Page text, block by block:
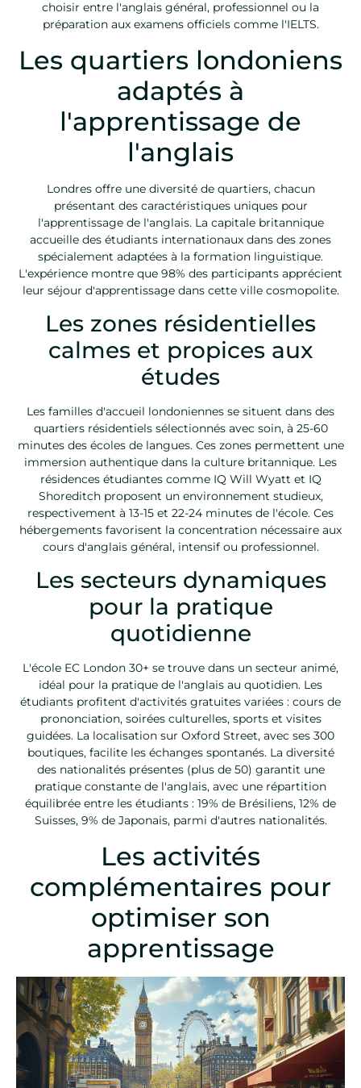
choisir entre l'anglais général, professionnel ou la
préparation aux examens officiels comme l'IELTS.
Les quartiers londoniens
adaptés à
l'apprentissage de
l'anglais
Londres offre une diversité de quartiers, chacun
présentant des caractéristiques uniques pour
l'apprentissage de l'anglais. La capitale britannique
accueille des étudiants internationaux dans des zones
spécialement adaptées à la formation linguistique.
L'expérience montre que 98% des participants apprécient
leur séjour d'apprentissage dans cette ville cosmopolite.
Les zones résidentielles
calmes et propices aux
études
Les familles d'accueil londoniennes se situent dans des
quartiers résidentiels sélectionnés avec soin, à 25-60
minutes des écoles de langues. Ces zones permettent une
immersion authentique dans la culture britannique. Les
résidences étudiantes comme IQ Will Wyatt et IQ
Shoreditch proposent un environnement studieux,
respectivement à 13-15 et 22-24 minutes de l'école. Ces
hébergements favorisent la concentration nécessaire aux
cours d'anglais général, intensif ou professionnel.
Les secteurs dynamiques
pour la pratique
quotidienne
L'école EC London 30+ se trouve dans un secteur animé,
idéal pour la pratique de l'anglais au quotidien. Les
étudiants profitent d'activités gratuites variées : cours de
prononciation, soirées culturelles, sports et visites
guidées. La localisation sur Oxford Street, avec ses 300
boutiques, facilite les échanges spontanés. La diversité
des nationalités présentes (plus de 50) garantit une
pratique constante de l'anglais, avec une répartition
équilibrée entre les étudiants : 19% de Brésiliens, 12% de
Suisses, 9% de Japonais, parmi d'autres nationalités.
Les activités
complémentaires pour
optimiser son
apprentissage